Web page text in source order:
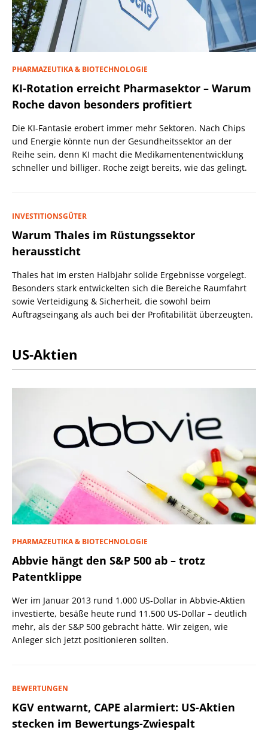
PHARMAZEUTIKA & BIOTECHNOLOGIE
KI-Rotation erreicht Pharmasektor – Warum
Roche davon besonders profitiert
Die KI-Fantasie erobert immer mehr Sektoren. Nach Chips
und Energie könnte nun der Gesundheitssektor an der
Reihe sein, denn KI macht die Medikamentenentwicklung
schneller und billiger. Roche zeigt bereits, wie das gelingt.
INVESTITIONSGÜTER
Warum Thales im Rüstungssektor
heraussticht
Thales hat im ersten Halbjahr solide Ergebnisse vorgelegt.
Besonders stark entwickelten sich die Bereiche Raumfahrt
sowie Verteidigung & Sicherheit, die sowohl beim
Auftragseingang als auch bei der Profitabilität überzeugten.
US-Aktien
PHARMAZEUTIKA & BIOTECHNOLOGIE
Abbvie hängt den S&P 500 ab – trotz
Patentklippe
Wer im Januar 2013 rund 1.000 US-Dollar in Abbvie-Aktien
investierte, besäße heute rund 11.500 US-Dollar – deutlich
mehr, als der S&P 500 gebracht hätte. Wir zeigen, wie
Anleger sich jetzt positionieren sollten.
BEWERTUNGEN
KGV entwarnt, CAPE alarmiert: US-Aktien
stecken im Bewertungs-Zwiespalt